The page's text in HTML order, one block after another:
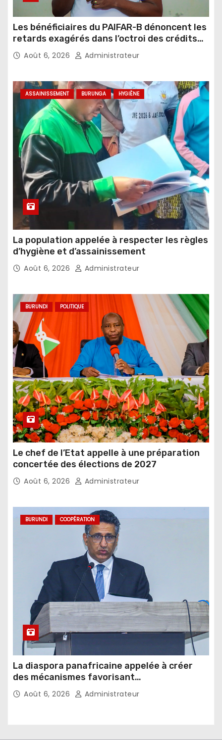
Les bénéficiaires du PAIFAR-B dénoncent les
retards exagérés dans l’octroi des crédits
agricoles
Août 6, 2026 Administrateur
ASSAINISSEMENT BURUNGA HYGIÈNE
La population appelée à respecter les règles
d’hygiène et d’assainissement
Août 6, 2026 Administrateur
BURUNDI POLITIQUE
Le chef de l’Etat appelle à une préparation
concertée des élections de 2027
Août 6, 2026 Administrateur
BURUNDI COOPÉRATION
La diaspora panafricaine appelée à créer
des mécanismes favorisant
l’investissement dans les pays d’origine
Août 6, 2026 Administrateur